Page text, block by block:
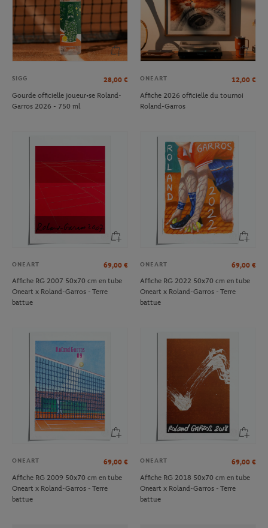
SIGG 28,00 €
Gourde officielle joueur•se Roland-
Garros 2026 - 750 ml
ONEART 12,00 €
Affiche 2026 officielle du tournoi
Roland-Garros
ONEART 69,00 €
Affiche RG 2007 50x70 cm en tube
Oneart x Roland-Garros - Terre
battue
ONEART 69,00 €
Affiche RG 2022 50x70 cm en tube
Oneart x Roland-Garros - Terre
battue
ONEART 69,00 €
Affiche RG 2009 50x70 cm en tube
Oneart x Roland-Garros - Terre
battue
ONEART 69,00 €
Affiche RG 2018 50x70 cm en tube
Oneart x Roland-Garros - Terre
battue